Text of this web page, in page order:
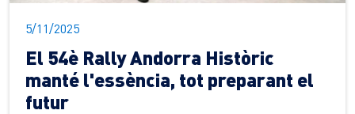
5/11/2025
El 54è Rally Andorra Històric
manté l'essència, tot preparant el
futur